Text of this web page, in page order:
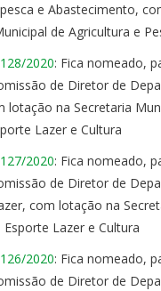
e Abastecimento,
de Agricultura e
2020: Fica nomeado,
de Diretor de
lotação na Secretaria
Lazer e Cultura
2020: Fica nomeado,
de Diretor de
com lotação na
Lazer e Cultura
2020: Fica nomeado,
de Diretor de